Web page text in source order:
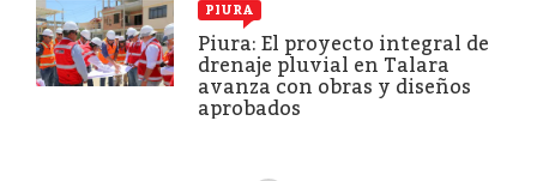
PIURA
Piura: El proyecto integral de
drenaje pluvial en Talara
avanza con obras y diseños
aprobados